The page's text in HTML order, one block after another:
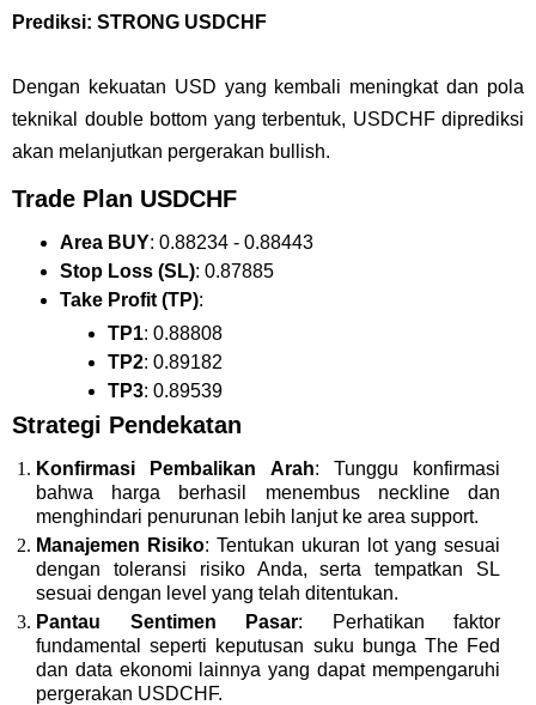
Prediksi: STRONG USDCHF
Dengan kekuatan USD yang kembali meningkat dan pola
teknikal double bottom yang terbentuk, USDCHF diprediksi
akan melanjutkan pergerakan bullish.
Trade Plan USDCHF
Area BUY: 0.88234 - 0.88443
Stop Loss (SL): 0.87885
Take Profit (TP):
TP1: 0.88808
TP2: 0.89182
TP3: 0.89539
Strategi Pendekatan
Konfirmasi Pembalikan Arah: Tunggu konfirmasi
bahwa harga berhasil menembus neckline dan
menghindari penurunan lebih lanjut ke area support.
Manajemen Risiko: Tentukan ukuran lot yang sesuai
dengan toleransi risiko Anda, serta tempatkan SL
sesuai dengan level yang telah ditentukan.
Pantau Sentimen Pasar: Perhatikan faktor
fundamental seperti keputusan suku bunga The Fed
dan data ekonomi lainnya yang dapat mempengaruhi
pergerakan USDCHF.